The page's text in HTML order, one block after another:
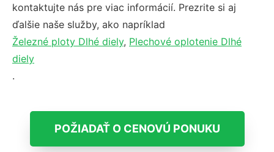
kontaktujte nás pre viac informácií. Prezrite si aj
ďalšie naše služby, ako napríklad
Železné ploty Dlhé diely, Plechové oplotenie Dlhé
diely
.
POŽIADAŤ O CENOVÚ PONUKU